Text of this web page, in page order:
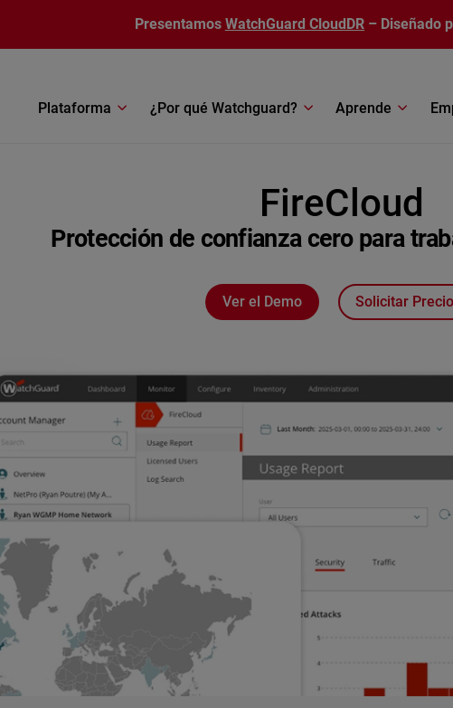
Presentamos WatchGuard CloudDR – Diseñado
Plataforma ¿Por qué Watchguard? Aprende
FireCloud
Protección de confianza cero para
Ver el Demo Solicitar